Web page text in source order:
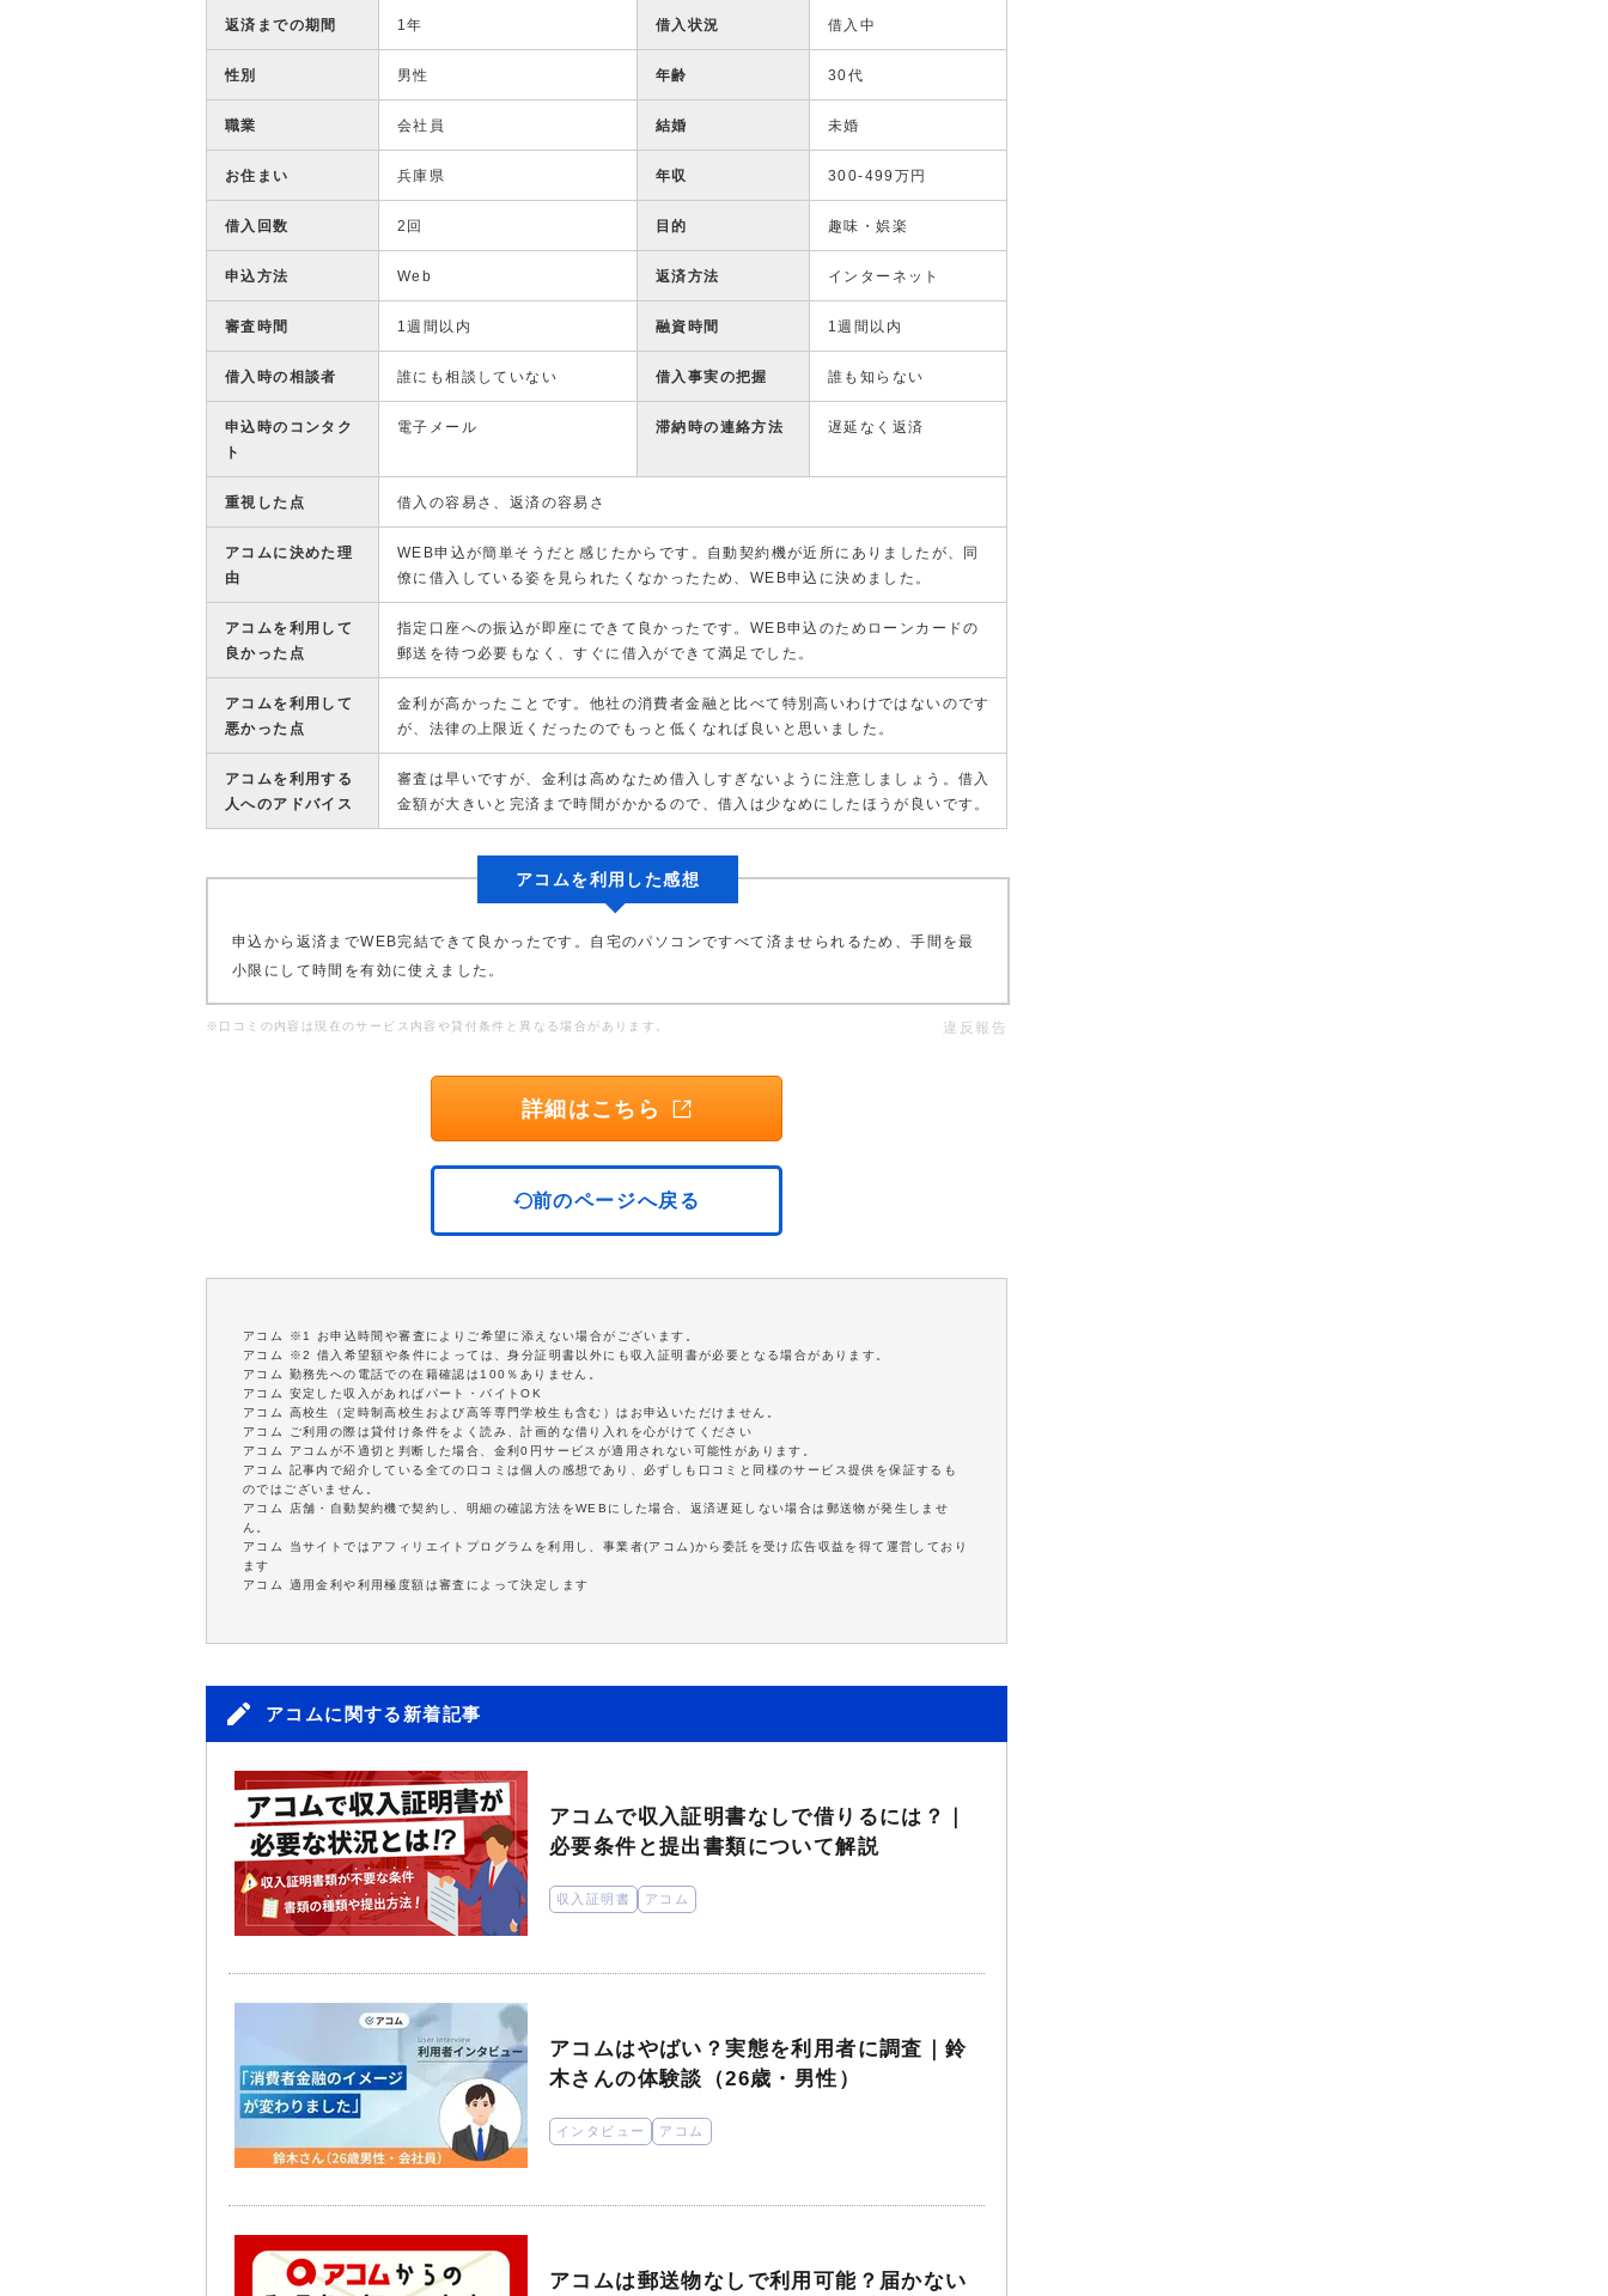
返済までの期間 1年 借入状況 借入中
性別 男性 年齢 30代
職業 会社員 結婚 未婚
お住まい 兵庫県 年収 300-499万円
借入回数 2回 目的 趣味・娯楽
申込方法 Web 返済方法 インターネット
審査時間 1週間以内 融資時間 1週間以内
借入時の相談者 誰にも相談していない 借入事実の把握 誰も知らない
申込時のコンタク
ト
電子メール 滞納時の連絡方法 遅延なく返済
重視した点 借入の容易さ、返済の容易さ
アコムに決めた理
由
WEB申込が簡単そうだと感じたからです。自動契約機が近所にありましたが、同
僚に借入している姿を見られたくなかったため、WEB申込に決めました。
アコムを利用して
良かった点
指定口座への振込が即座にできて良かったです。WEB申込のためローンカードの
郵送を待つ必要もなく、すぐに借入ができて満足でした。
アコムを利用して
悪かった点
金利が高かったことです。他社の消費者金融と比べて特別高いわけではないのです
が、法律の上限近くだったのでもっと低くなれば良いと思いました。
アコムを利用する
人へのアドバイス
審査は早いですが、金利は高めなため借入しすぎないように注意しましょう。借入
金額が大きいと完済まで時間がかかるので、借入は少なめにしたほうが良いです。
アコムを利用した感想
申込から返済までWEB完結できて良かったです。自宅のパソコンですべて済ませられるため、手間を最
小限にして時間を有効に使えました。
※口コミの内容は現在のサービス内容や貸付条件と異なる場合があります。 違反報告
詳細はこちら
前のページへ戻る
アコム ※1 お申込時間や審査によりご希望に添えない場合がございます。
アコム ※2 借入希望額や条件によっては、身分証明書以外にも収入証明書が必要となる場合があります。
アコム 勤務先への電話での在籍確認は100％ありません。
アコム 安定した収入があればパート・バイトOK
アコム 高校生（定時制高校生および高等専門学校生も含む）はお申込いただけません。
アコム ご利用の際は貸付け条件をよく読み、計画的な借り入れを心がけてください
アコム アコムが不適切と判断した場合、金利0円サービスが適用されない可能性があります。
アコム 記事内で紹介している全ての口コミは個人の感想であり、必ずしも口コミと同様のサービス提供を保証するも
のではございません。
アコム 店舗・自動契約機で契約し、明細の確認方法をWEBにした場合、返済遅延しない場合は郵送物が発生しませ
ん。
アコム 当サイトではアフィリエイトプログラムを利用し、事業者(アコム)から委託を受け広告収益を得て運営しており
ます
アコム 適用金利や利用極度額は審査によって決定します
アコムに関する新着記事
アコムで収入証明書なしで借りるには？｜
必要条件と提出書類について解説
収入証明書 アコム
アコムはやばい？実態を利用者に調査｜鈴
木さんの体験談（26歳・男性）
インタビュー アコム
アコムは郵送物なしで利用可能？届かない